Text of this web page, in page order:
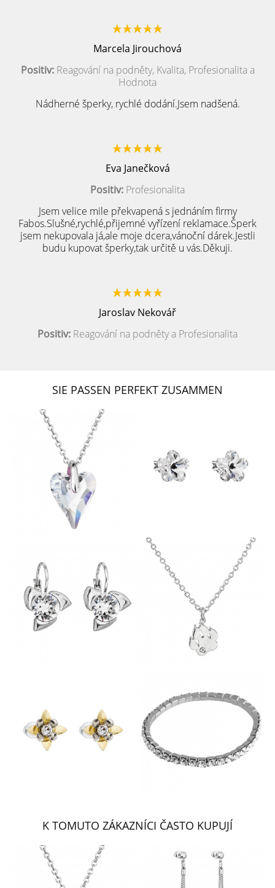
Marcela Jirouchová
Positiv:Reagování na podněty, Kvalita, Profesionalita a
Hodnota
Nádherné šperky, rychlé dodání.Jsem nadšená.
Eva Janečková
Positiv: Profesionalita
Jsem velice mile překvapená s jednáním firmy
Fabos.Slušné,rychlé,přijemné vyřízení reklamace.Šperk
jsem nekupovala já,ale moje dcera,vánoční dárek.Jestli
budu kupovat šperky,tak určitě u vás.Děkuji.
Jaroslav Nekovář
Positiv: Reagování na podněty a Profesionalita
SIE PASSEN PERFEKT ZUSAMMEN
K TOMUTO ZÁKAZNÍCI ČASTO KUPUJÍ